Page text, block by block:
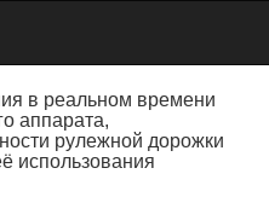
в реальном времени
аппарата,
рулежной дорожки
использования